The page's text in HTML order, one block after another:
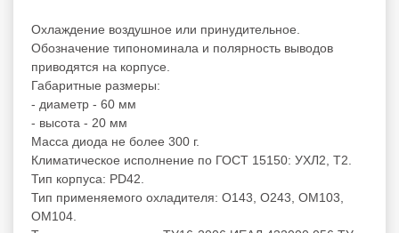
Охлаждение воздушное или принудительное.
Обозначение типономинала и полярность выводов
приводятся на корпусе.
Габаритные размеры:
- диаметр - 60 мм
- высота - 20 мм
Масса диода не более 300 г.
Климатическое исполнение по ГОСТ 15150: УХЛ2, Т2.
Тип корпуса: PD42.
Тип применяемого охладителя: О143, О243, ОМ103,
ОМ104.